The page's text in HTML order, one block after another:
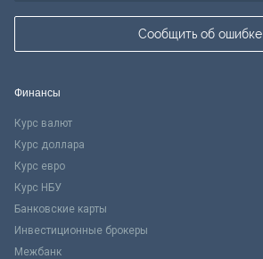
Сообщить об ошибке
Финансы
Курс валют
Курс доллара
Курс евро
Курс НБУ
Банковские карты
Инвестиционные брокеры
Межбанк